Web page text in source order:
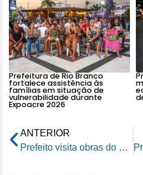
Prefeitura de Rio Branco
fortalece assistência às
famílias em situação de
vulnerabilidade durante
Expoacre 2026
ANTERIOR
Prefeito visita obras do Recupera Rio Branco e ouve elogios da população